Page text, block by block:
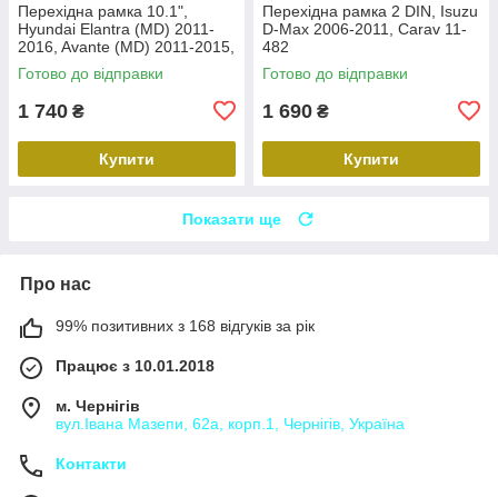
Перехідна рамка 10.1",
Hyundai Elantra (MD) 2011-
2016, Avante (MD) 2011-2015,
Carav 22-2314
Готово до відправки
1 740 ₴
Купити
Перехідна рамка 2 DIN, Isuzu
D-Max 2006-2011, Carav 11-
482
Готово до відправки
1 690 ₴
Купити
Показати ще
Про нас
99% позитивних з 168 відгуків за рік
Працює з 10.01.2018
м. Чернігів
вул.Івана Мазепи, 62а, корп.1, Чернігів, Україна
Контакти